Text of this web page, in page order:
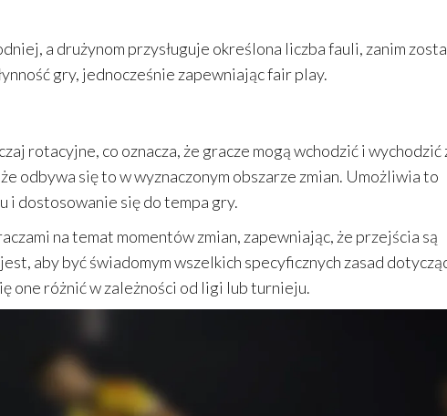
a drużynom przysługuje określona liczba fauli, zanim
gry, jednocześnie zapewniając fair play.
rotacyjne, co oznacza, że gracze mogą wchodzić i wychodzić
odbywa się to w wyznaczonym obszarze zmian. Umożliwia to
i dostosowanie się do tempa gry.
na temat momentów zmian, zapewniając, że przejścia są
aby być świadomym wszelkich specyficznych zasad
one różnić w zależności od ligi lub turnieju.